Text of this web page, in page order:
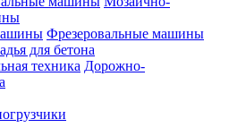
Фрезеровальные машины
для бетона
Дорожно-